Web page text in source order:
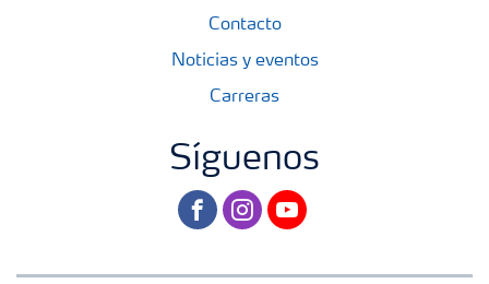
Contacto
Noticias y eventos
Carreras
Síguenos
facebookinstagram
youtube